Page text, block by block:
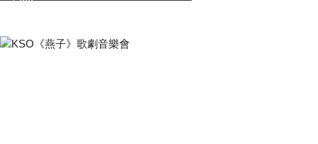
表演藝術花園網站，線上受理各演藝
團隊申請116年7月至12月 至德堂、